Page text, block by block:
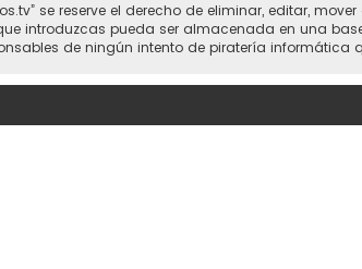
se reserve el derecho de eliminar, editar,
introduzcas pueda ser almacenada en una
de ningún intento de piratería